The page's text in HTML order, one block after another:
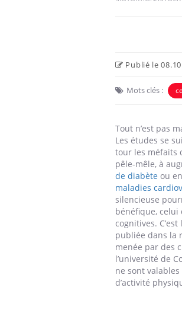
Publié le
Mots clés :
Tout n’est pas
Les études se
tour les méfaits
pêle-mêle, à
de diabète ou
maladies
silencieuse
bénéfique, celui
cognitives.
publiée dans la
menée par des
l’université de
ne sont
d’activité
expliquer ma maladie
questions sur la maladie